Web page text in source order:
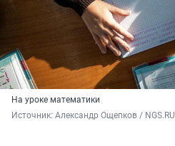
На уроке математики
Источник: Александр Ощепков / NGS.RU